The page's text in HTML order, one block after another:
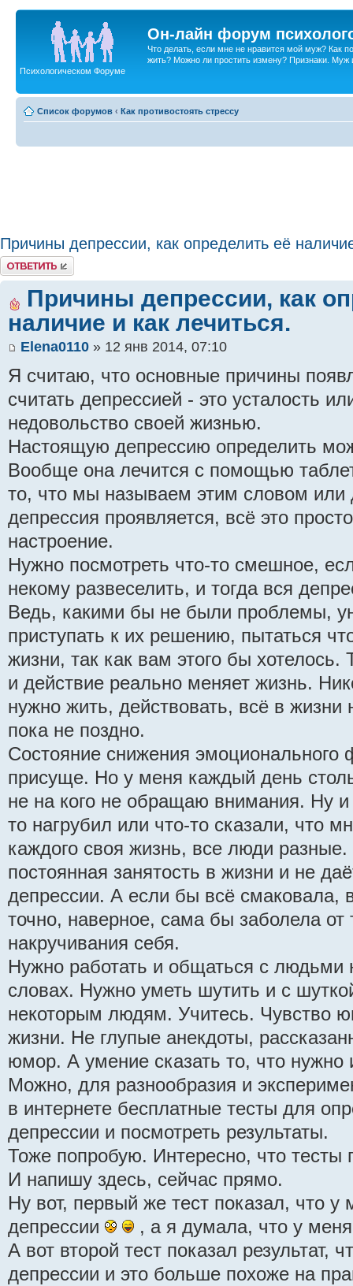
Он-лайн форум
Что делать, если мне не нравится мой муж? Как
жить? Можно ли простить измену? Признаки. Муж
Психологическом Форуме
Список форумов ‹ Как противостоять стрессу
Причины депрессии, как определить её
Ответить
Причины депрессии, как
наличие и как лечиться.
Elena0110 » 12 янв 2014, 07:10
Я считаю, что основные причины
считать депрессией - это усталость
недовольство своей жизнью.
Настоящую депрессию определить
Вообще она лечится с помощью
то, что мы называем этим словом или
депрессия проявляется, всё это
настроение.
Нужно посмотреть что-то смешное,
некому развеселить, и тогда вся
Ведь, какими бы не были проблемы,
приступать к их решению, пытаться
жизни, так как вам этого бы
и действие реально меняет жизнь.
нужно жить, действовать, всё в
пока не поздно.
Состояние снижения эмоционального
присуще. Но у меня каждый день
не на кого не обращаю внимания. Ну
то нагрубил или что-то сказали, что
каждого своя жизнь, все люди
постоянная занятость в жизни и не
депрессии. А если бы всё смаковала,
точно, наверное, сама бы заболела от
накручивания себя.
Нужно работать и общаться с людьми
словах. Нужно уметь шутить и с
некоторым людям. Учитесь. Чувство
жизни. Не глупые анекдоты,
юмор. А умение сказать то, что нужно
Можно, для разнообразия и
в интернете бесплатные тесты для
депрессии и посмотреть результаты.
Тоже попробую. Интересно, что тесты
И напишу здесь, сейчас прямо.
Ну вот, первый же тест показал, что у
депрессии
, а я думала, что у меня
А вот второй тест показал результат,
депрессии и это больше похоже на